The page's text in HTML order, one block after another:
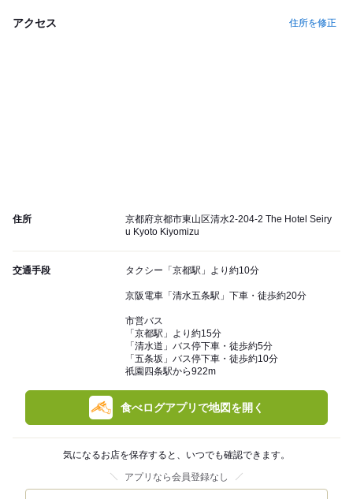
アクセス 住所を修正
住所
京都府京都市東山区清水2-204-2 The Hotel Seiry
u Kyoto Kiyomizu
交通手段 タクシー「京都駅」より約10分
京阪電車「清水五条駅」下車・徒歩約20分
市営バス
「京都駅」より約15分
「清水道」バス停下車・徒歩約5分
「五条坂」バス停下車・徒歩約10分
祇園四条駅から922m
食べログアプリで地図を開く
気になるお店を保存すると、いつでも確認できます。
アプリなら会員登録なし